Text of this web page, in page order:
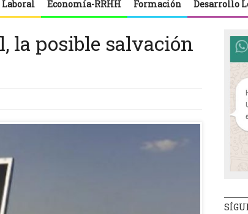
Economía-RRHH Formación Desarrollo
la posible salvación